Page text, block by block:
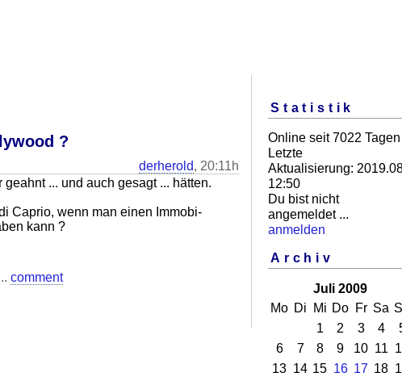
?
derherold, 20:11h
... und auch gesagt ... hätten.
Caprio, wenn man einen Immobi-
kann ?
comment
Statistik
Online seit 7022 Tagen
Letzte
Aktualisierung:
12:50
Du bist nicht
angemeldet ...
anmelden
Archiv
Juli 2009
Mo Di Mi Do Fr Sa
1
2 3 4
6
7 8 9 10 11
13 14 15 16 17 18